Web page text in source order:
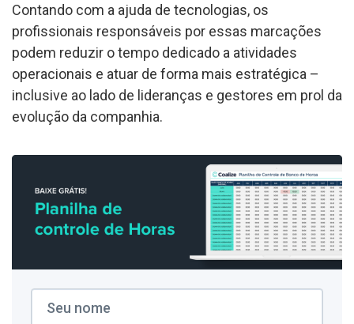
Contando com a ajuda de tecnologias, os
profissionais responsáveis por essas marcações
podem reduzir o tempo dedicado a atividades
operacionais e atuar de forma mais estratégica –
inclusive ao lado de lideranças e gestores em prol da
evolução da companhia.